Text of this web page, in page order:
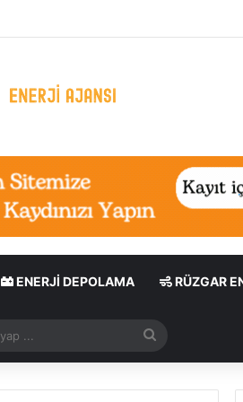
Gazı Azaltımı
ENERJI DEPOLAMA RÜZGAR
değiştir
yap